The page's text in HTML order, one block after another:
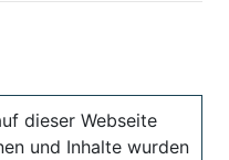
dieser Webseite
und Inhalte wurden